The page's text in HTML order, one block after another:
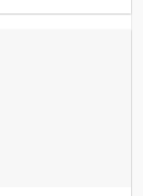
là:
tại